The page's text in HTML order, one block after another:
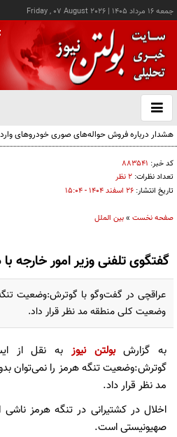
جمعه ۱۶ مرداد ۱۴۰۵ |
Friday , 07 August 2026
باز
و
هشدار درباره فروش حواله‌های صوری خودروهای
کد خبر: ۸۸۳۵۴۱
تعداد نظرات: ۲ نظر
تاریخ انتشار: ۲۶ اسفند ۱۴۰۴ - ۱۵:۰۴
صفحه نخست »بین الملل
گفتگوی تلفنی وزیر امور خارجه
عراقچی در گفت‌و‌گو با گوترش:وضعیت
وضعیت کلی منطقه مد نظر قرار داد.
به گزارشبولتن نیوز به نقل از
گوترش:وضعیت تنگه هرمز را نمی‌توان
مد نظر قرار داد.
اخلال در کشتیرانی در تنگه هرمز
صهیونیستی است.